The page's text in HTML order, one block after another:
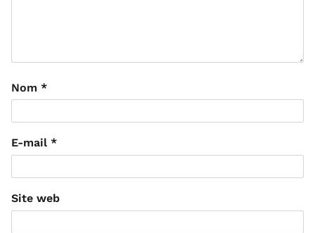
Nom *
E-mail *
Site web